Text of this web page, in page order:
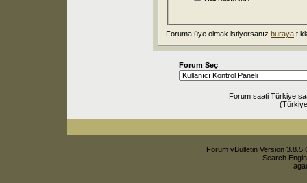
Foruma üye olmak istiyorsanız buraya
Forum Seç
Forum saati Türkiye
Forum vBulletin Version
Search